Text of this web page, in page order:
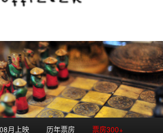
08月上映 历年票房 票房300+